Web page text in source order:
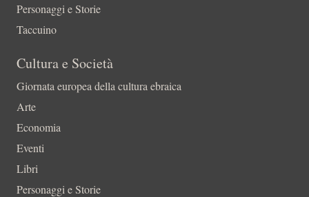
Personaggi e Storie
Taccuino
Cultura e Società
Giornata europea della cultura ebraica
Arte
Economia
Eventi
Libri
Personaggi e Storie